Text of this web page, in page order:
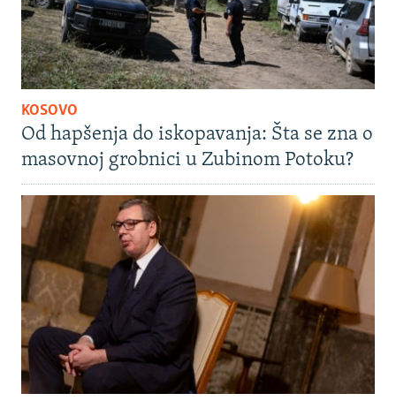
KOSOVO
Od hapšenja do iskopavanja: Šta se zna o
masovnoj grobnici u Zubinom Potoku?